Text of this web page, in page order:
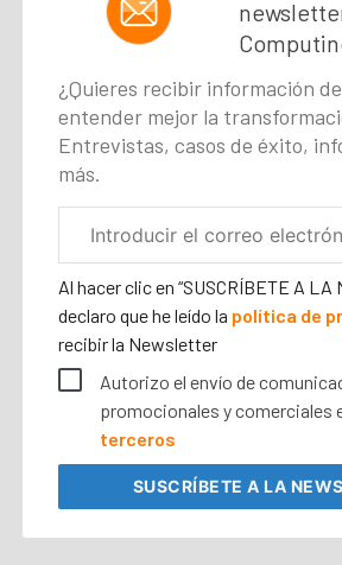
¿Quieres recibir información
entender mejor la
Entrevistas, casos de éxito,
más.
electrónico
Al hacer clic en “SUSCRÍBETE A LA
declaro que he leído la política de
recibir la Newsletter
Autorizo el envío de
promocionales y comerciales
terceros
SUSCRÍBETEA LA